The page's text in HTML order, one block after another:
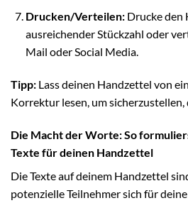
Drucken/Verteilen:Drucke den
ausreichender Stückzahl oder
Mail oder Social Media.
Tipp: Lass deinen Handzettel von
Korrektur lesen, um sicherzustellen,
Die Macht der Worte: So
Texte für deinen Handzettel
Die Texte auf deinem Handzettel
potenzielle Teilnehmer sich für